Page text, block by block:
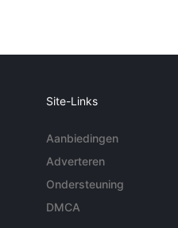
Site-Links
Aanbiedingen
Adverteren
Ondersteuning
DMCA